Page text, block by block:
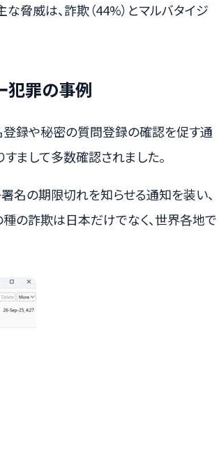
脅威は、詐欺（44%）とマルバタイジ
犯罪の事例
登録や秘密の質問登録の確認を促す通
まして多数確認されました。
署名の期限切れを知らせる通知を装い、
の詐欺は日本だけでなく、世界各地で